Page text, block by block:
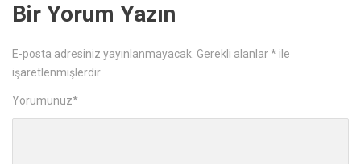
Bir Yorum Yazın
E-posta adresiniz yayınlanmayacak. Gerekli alanlar* ile
işaretlenmişlerdir
Yorumunuz*